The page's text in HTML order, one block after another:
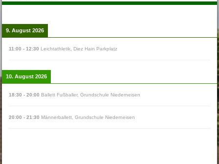
9. August 2026
11:00 -12:30 Leichtathletik Diez Hain Parkplatz
10. August 2026
18:30 -20:00 Ballett Fußballer,Grundschule Niederneisen
20:00 -21:30 Männerballett ,Grundschule Niederneisen